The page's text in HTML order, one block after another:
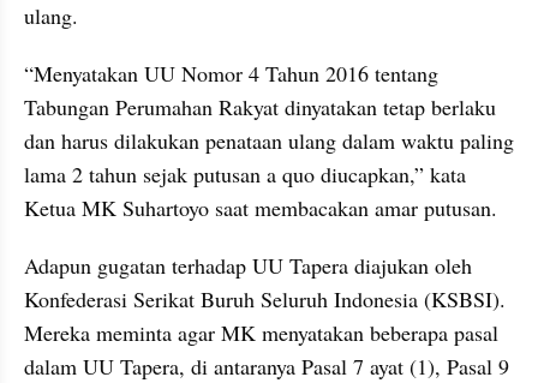
ulang.
“Menyatakan UU Nomor 4 Tahun 2016 tentang
Tabungan Perumahan Rakyat dinyatakan tetap berlaku
dan harus dilakukan penataan ulang dalam waktu paling
lama 2 tahun sejak putusan a quo diucapkan,” kata
Ketua MK Suhartoyo saat membacakan amar putusan.
Adapun gugatan terhadap UU Tapera diajukan oleh
Konfederasi Serikat Buruh Seluruh Indonesia (KSBSI).
Mereka meminta agar MK menyatakan beberapa pasal
dalam UU Tapera, di antaranya Pasal 7 ayat (1), Pasal 9